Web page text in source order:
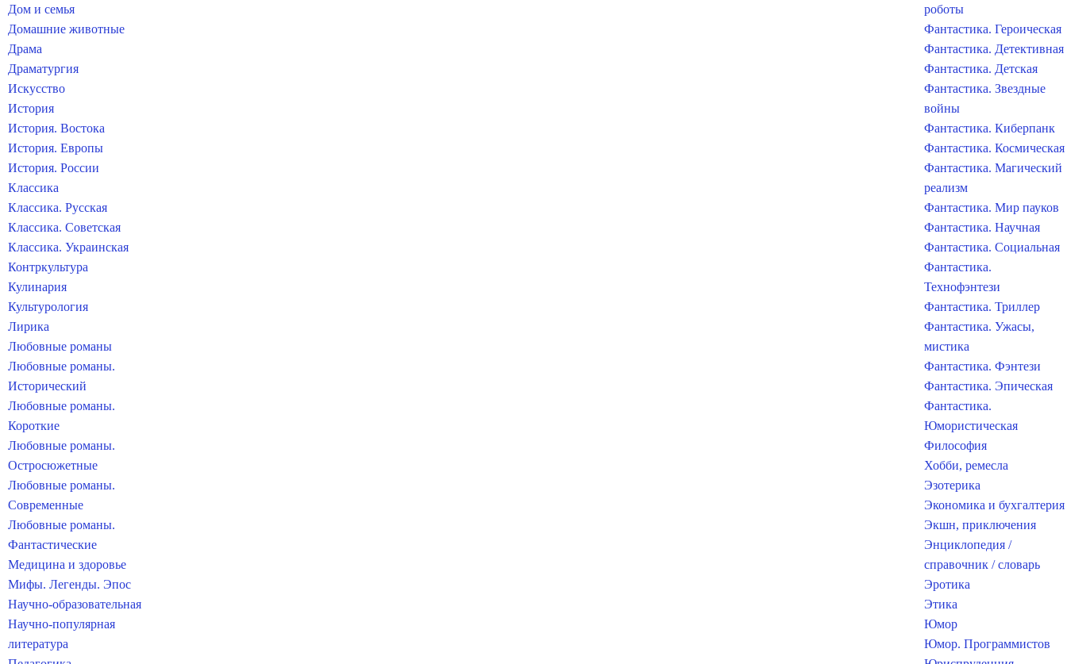
Дом и семья
Домашние животные
Драма
Драматургия
Искусство
История
История. Востока
История. Европы
История. России
Классика
Классика. Русская
Классика. Советская
Классика. Украинская
Контркультура
Кулинария
Культурология
Лирика
Любовные романы
Любовные романы.
Исторический
Любовные романы.
Короткие
Любовные романы.
Остросюжетные
Любовные романы.
Современные
Любовные романы.
Фантастические
Медицина и здоровье
Мифы. Легенды. Эпос
Научно-образовательная
Научно-популярная
литература
роботы
Фантастика. Героическая
Фантастика. Детективная
Фантастика. Детская
Фантастика. Звездные
войны
Фантастика. Киберпанк
Фантастика. Космическая
Фантастика. Магический
реализм
Фантастика. Мир пауков
Фантастика. Научная
Фантастика. Социальная
Фантастика.
Технофэнтези
Фантастика. Триллер
Фантастика. Ужасы,
мистика
Фантастика. Фэнтези
Фантастика. Эпическая
Фантастика.
Юмористическая
Философия
Хобби, ремесла
Эзотерика
Экономика и бухгалтерия
Экшн, приключения
Энциклопедия /
справочник / словарь
Эротика
Этика
Юмор
Юмор. Программистов